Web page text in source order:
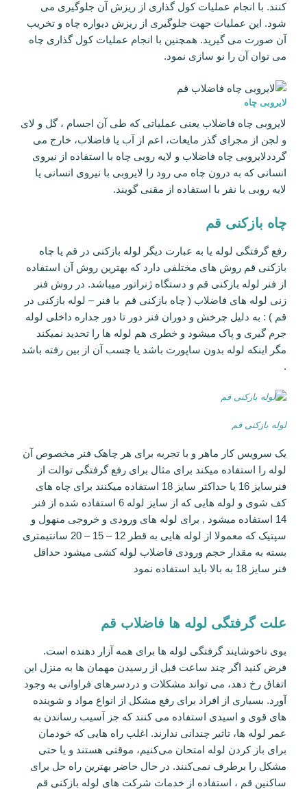
کنند. با انجام عملیات کول گذاری از ریزش آن جلوگیری می
شود. این عملیات جهت جلوگیری از ریزش دیواره چاه و تخریب
آن صورت می گیرید. همچنین با انجام عملیات کول گذاری چاه
می توان آن را نو سازی نمود.
لایروبی چاه
لایروبی چاه فاضلاب یعنی عملیاتی که طی آن اجسام ، گل و لای
و لجن از مجرای گذر مایعات، اعم از آب یا فاضلاب، خارج می
گرددلایروبی چاه فاضلاب و لایه روبی چاه با استفاده از نیروی
انسانی که به درون چاه می رود را لایروبی با نیروی انسانی یا
لایه روبی با نفر با استفاده از مقنی گویند.
چاه بازکنی قم
رفع گرفتگی لوله یا به عبارت دیگر لوله بازکنی در قم یا چاه
بازکنی قم روش های مختلفی دارد که بهترین روش آن استفاده
از فنر لوله بازکنی قم و دستگاه ژنراتور میباشد. در روش فنر
زنی لوله های فاضلاب ( چاه بازکنی قم با فنر – لوله بازکنی در
قم ) : به دلیل چرخش و دوران فنر دور تا دور جداره داخلی لوله
جرم گیری و پاک میشود و خطری هم لوله ها را تحدید نمیکند
مگر اینکه لوله بدون ساپورت باشد یا چسب آن از بین رفته باشد
.
لوله بازکنی قم
یک سرویس کار ماهر و با تجربه برای هر چاهک فنر مخصوص آن
لوله را استفاده میکند برای مثال برای رفع گرفتگی توالت از
فنرسایز 16 یا حداکثر سایز 18 استفاده میکنند برای چاه های
کف شوی و لوله هایی که از سایز لوله 6 استفاده شده از فنر
14 استفاده میشود , برای لوله های ورودی و خروجی منهول و
سپتیک که معمولا از لوله هایی به قطر 12 – 15 – 20 سانتیمتری
بسته به مقدار حجم ورودی فاضلاب لوله کشی میشود حداقل
فنر سایز 18 به بالا باید استفاده نمود
علت گرفتگی لوله ها فاضلاب قم
بوی ناخوشایند گرفتگی لوله‌ ها برای همه آزار ‌دهنده است.
فرض کنید اگر چند ساعت قبل از رسیدن مهمان ‌ها به منزل این
اتفاق رخ دهد، می تواند مشکلات و دردسرهای فراوانی به وجود
آورد. بسیاری از افراد برای رفع مشکل از انواع مواد و شوینده‌
های قوی و اسیدی استفاده می کنند که جز آسیب رساندن به
عمر لوله ها، تاثیر چندانی ندارند. اغلب راه‌ ها‌یی که خودمان
برای باز کردن لوله امتحان می‌کنیم، موقتی هستند و یا حتی
مشکل را برطرف نمی‌کنند. در حال حاضر بهترین راه حل برای
ساکنین قم ، استفاده از خدمات شرکت های لوله بازکنی قم